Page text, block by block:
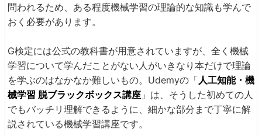
問われるため、ある程度機械学習の理論的な知識も学んで
おく必要があります。
G検定には公式の教科書が用意されていますが、全く機械
学習について学んだことがない人がいきなり本だけで理論
を学ぶのはなかなか難しいもの。Udemyの「 人工知能・機
械学習 脱ブラックボックス講座 」は、そうした初めての人
でもバッチリ理解できるように、細かな部分まで丁寧に解
説されている機械学習講座です。